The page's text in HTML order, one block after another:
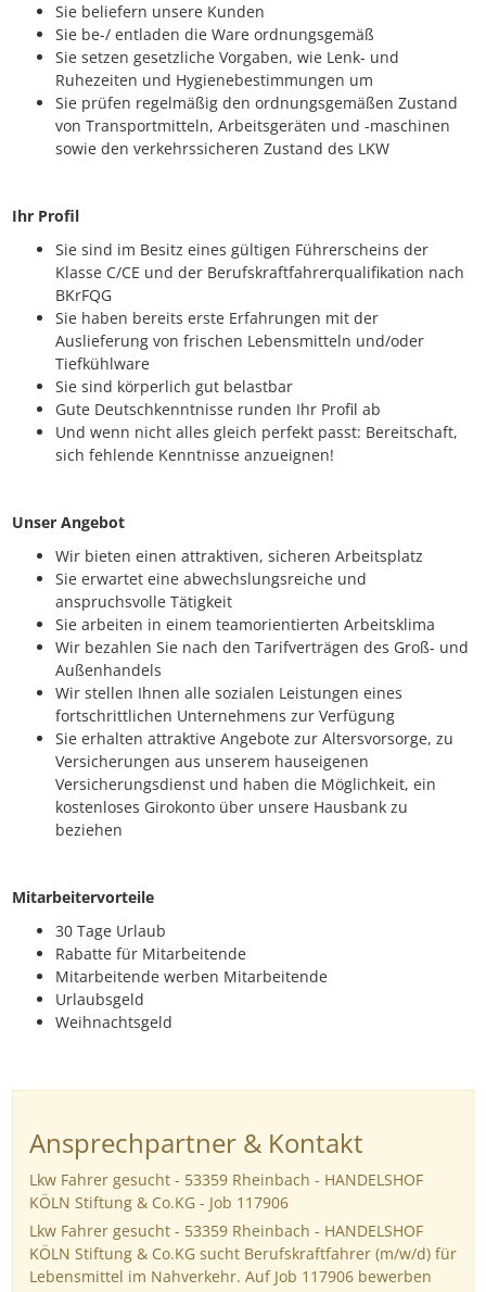
Sie beliefern unsere Kunden
Sie be-/ entladen die Ware ordnungsgemäß
Sie setzen gesetzliche Vorgaben, wie Lenk- und
Ruhezeiten und Hygienebestimmungen um
Sie prüfen regelmäßig den ordnungsgemäßen Zustand
von Transportmitteln, Arbeitsgeräten und -maschinen
sowie den verkehrssicheren Zustand des LKW
Ihr Profil
Sie sind im Besitz eines gültigen Führerscheins der
Klasse C/CE und der Berufskraftfahrerqualifikation nach
BKrFQG
Sie haben bereits erste Erfahrungen mit der
Auslieferung von frischen Lebensmitteln und/oder
Tiefkühlware
Sie sind körperlich gut belastbar
Gute Deutschkenntnisse runden Ihr Profil ab
Und wenn nicht alles gleich perfekt passt: Bereitschaft,
sich fehlende Kenntnisse anzueignen!
Unser Angebot
Wir bieten einen attraktiven, sicheren Arbeitsplatz
Sie erwartet eine abwechslungsreiche und
anspruchsvolle Tätigkeit
Sie arbeiten in einem teamorientierten Arbeitsklima
Wir bezahlen Sie nach den Tarifverträgen des Groß- und
Außenhandels
Wir stellen Ihnen alle sozialen Leistungen eines
fortschrittlichen Unternehmens zur Verfügung
Sie erhalten attraktive Angebote zur Altersvorsorge, zu
Versicherungen aus unserem hauseigenen
Versicherungsdienst und haben die Möglichkeit, ein
kostenloses Girokonto über unsere Hausbank zu
beziehen
Mitarbeitervorteile
30 Tage Urlaub
Rabatte für Mitarbeitende
Mitarbeitende werben Mitarbeitende
Urlaubsgeld
Weihnachtsgeld
Ansprechpartner & Kontakt
Lkw Fahrer gesucht - 53359 Rheinbach - HANDELSHOF
KÖLN Stiftung & Co.KG - Job 117906
Lkw Fahrer gesucht - 53359 Rheinbach - HANDELSHOF
KÖLN Stiftung & Co.KG sucht Berufskraftfahrer (m/w/d) für
Lebensmittel im Nahverkehr. Auf Job 117906 bewerben